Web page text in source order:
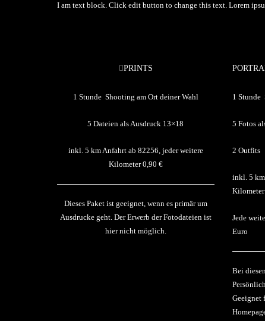
I am text block. Click edit button to change this text. Lorem
PRINTS
1 Stunde Shooting am Ort deiner Wahl
5 Dateien als Ausdruck 13×18
inkl. 5 km Anfahrt ab 82256, jeder weitere
Kilometer 0,90 €
Dieses Paket ist geeignet, wenn es primär um
Ausdrucke geht. Der Erwerb der Fotodateien ist
hier nicht möglich.
1 Stunde
5 Fotos
2 Outfits
inkl. 5
Jede
Euro
Bei
Geeignet